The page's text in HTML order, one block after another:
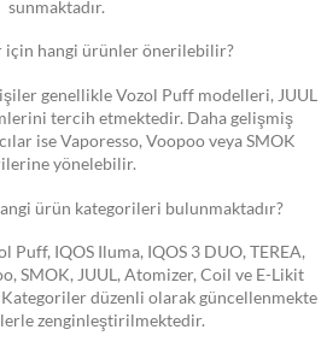
sunmaktadır.
için hangi ürünler önerilebilir?
genellikle Vozol Puff modelleri, JUUL
tercih etmektedir. Daha gelişmiş
ise Vaporesso, Voopoo veya SMOK
yönelebilir.
ürün kategorileri bulunmaktadır?
Puff, IQOS Iluma, IQOS 3 DUO, TEREA,
SMOK, JUUL, Atomizer, Coil ve E-Likit
düzenli olarak güncellenmekte
zenginleştirilmektedir.